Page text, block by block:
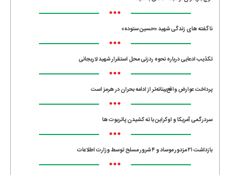
•••
ناگفته های زندگی شهید «حسین ستوده»
•••
تکذیب ادعایی درباره نحوه ردزنی محل استقرار شهید لاریجانی
•••
پرداخت عوارض واقع‌بینانه‌تر از ادامه بحران در هرمز است
•••
سردرگمی آمریکا و اوکراین با ته کشیدن پاتریوت ها
•••
بازداشت ۲۱ مزدور موساد و ۴ شرور مسلح توسط وزارت اطلاعات
•••